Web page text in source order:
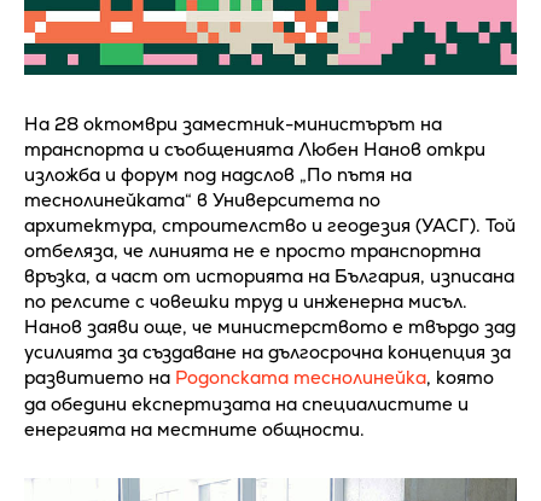
На 28 октомври заместник-министърът на
транспорта и съобщенията Любен Нанов откри
изложба и форум под надслов „По пътя на
теснолинейката“ в Университета по
архитектура, строителство и геодезия (УАСГ). Той
отбеляза, че линията не е просто транспортна
връзка, а част от историята на България, изписана
по релсите с човешки труд и инженерна мисъл.
Нанов заяви още, че министерството е твърдо зад
усилията за създаване на дългосрочна концепция за
развитието на Родопската теснолинейка, която
да обедини експертизата на специалистите и
енергията на местните общности.